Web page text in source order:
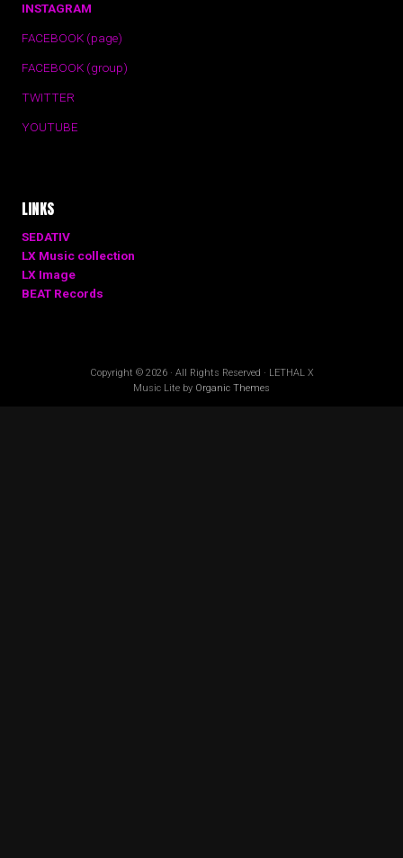
INSTAGRAM
FACEBOOK (page)
FACEBOOK (group)
TWITTER
YOUTUBE
LINKS
SEDATIV
LX Music collection
LX Image
BEAT Records
Copyright © 2026 · All Rights Reserved · LETHAL X
Music Lite by Organic Themes